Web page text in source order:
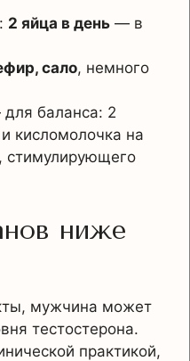
2 яйца в день — в
сало, немного
баланса: 2
кисломолочка на
стимулирующего
ниже
мужчина может
тестостерона.
практикой,